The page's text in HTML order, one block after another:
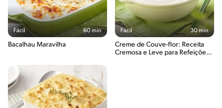
Fácil 60 min
Bacalhau Maravilha
Fácil 30 min
Creme de Couve-flor: Receita
Cremosa e Leve para Refeições